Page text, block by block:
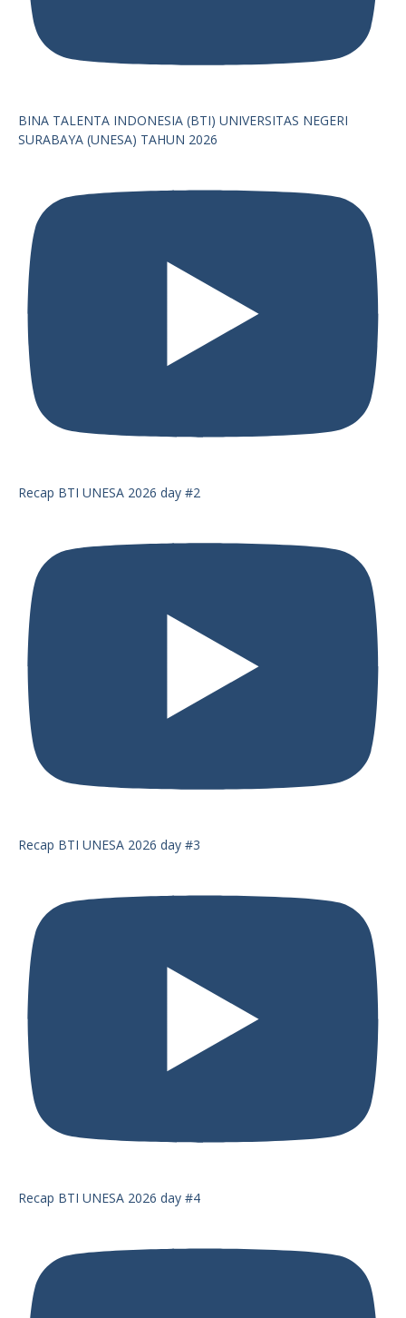
BINA TALENTA INDONESIA (BTI) UNIVERSITAS NEGERI
SURABAYA (UNESA) TAHUN 2026
Recap BTI UNESA 2026 day #2
Recap BTI UNESA 2026 day #3
Recap BTI UNESA 2026 day #4